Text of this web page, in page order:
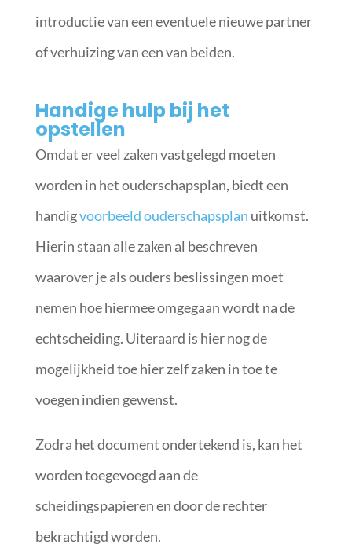
introductie van een eventuele nieuwe partner
of verhuizing van een van beiden.
Handige hulp bij het
opstellen
Omdat er veel zaken vastgelegd moeten
worden in het ouderschapsplan, biedt een
handigvoorbeeld ouderschapsplan uitkomst.
Hierin staan alle zaken al beschreven
waarover je als ouders beslissingen moet
nemen hoe hiermee omgegaan wordt na de
echtscheiding. Uiteraard is hier nog de
mogelijkheid toe hier zelf zaken in toe te
voegen indien gewenst.
Zodra het document ondertekend is, kan het
worden toegevoegd aan de
scheidingspapieren en door de rechter
bekrachtigd worden.